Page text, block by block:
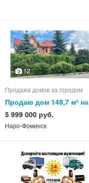
12
Продажа домов за городом
Продаю дом 148,7 м² на
участке 19,27 сотки
5 999 000 руб.
Наро-Фоминск